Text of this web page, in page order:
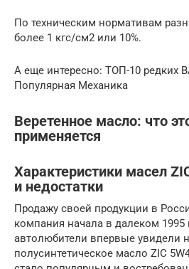
По техническим нормативам
более 1 кгс/см2 или 10%.
А еще интересно: ТОП-10 редких
Популярная Механика
Веретенное масло: что
применяется
Характеристики масел
и недостатки
Продажу своей продукции в
компания начала в далеком 1995
автолюбители впервые увидели
полусинтетическое масло ZIC